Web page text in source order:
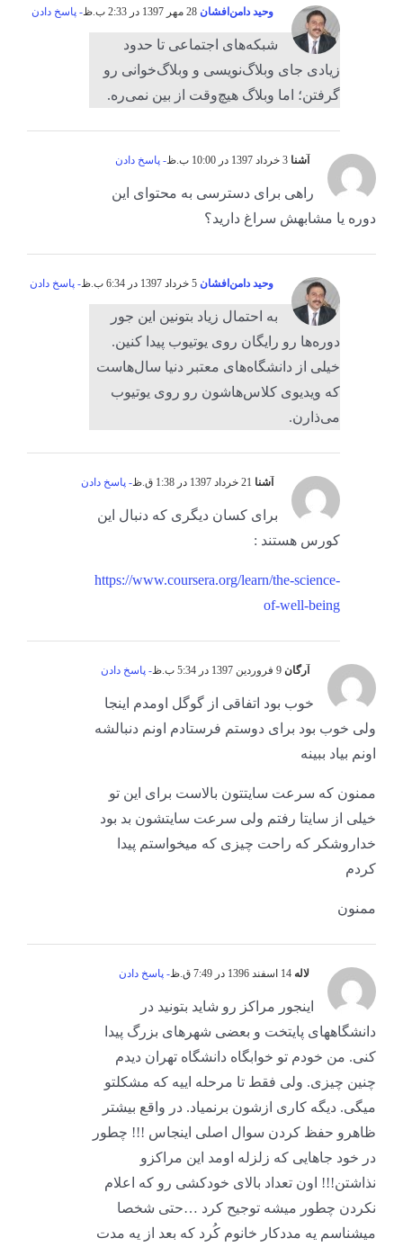
وحید دامن‌افشان - پاسخ دادن
شبکه‌های اجتماعی تا حدود
زیادی جای وبلاگ‌نویسی و وبلاگ‌خوانی رو
گرفتن؛ اما وبلاگ هیچ‌وقت از بین نمی‌ره.
آشنا - پاسخ دادن
راهی برای دسترسی به محتوای این
دوره یا مشابهش سراغ دارید؟
وحید دامن‌افشان - پاسخ دادن
به احتمال زیاد بتونین این جور
دوره‌ها رو رایگان روی یوتیوب پیدا کنین.
خیلی از دانشگاه‌های معتبر دنیا سال‌هاست
که ویدیوی کلاس‌هاشون رو روی یوتیوب
می‌ذارن.
آشنا - پاسخ دادن
برای کسان دیگری که دنبال این
کورس هستند :
https://www.coursera.org/learn/the-science-
of-well-being
آرگان - پاسخ دادن
خوب بود اتفاقی از گوگل اومدم اینجا
ولی خوب بود برای دوستم فرستادم اونم دنبالشه
اونم بیاد ببینه
ممنون که سرعت سایتتون بالاست برای این تو
خیلی از سایتا رفتم ولی سرعت سایتشون بد بود
خداروشکر که راحت چیزی که میخواستم پیدا
کردم
ممنون
لاله - پاسخ دادن
اینجور مراکز رو شاید بتونید در
دانشگاههای پایتخت و بعضی شهرهای بزرگ پیدا
کنی. من خودم تو خوابگاه دانشگاه تهران دیدم
چنین چیزی. ولی فقط تا مرحله اییه که مشکلتو
میگی. دیگه کاری ازشون برنمیاد. در واقع بیشتر
ظاهرو حفظ کردن سوال اصلی اینجاس !!! چطور
در خود جاهایی که زلزله اومد این مراکزو
نذاشتن!!! اون تعداد بالای خودکشی رو که اعلام
نکردن چطور میشه توجیح کرد …حتی شخصا
میشناسم یه مددکار خانوم کُرد که بعد از یه مدت